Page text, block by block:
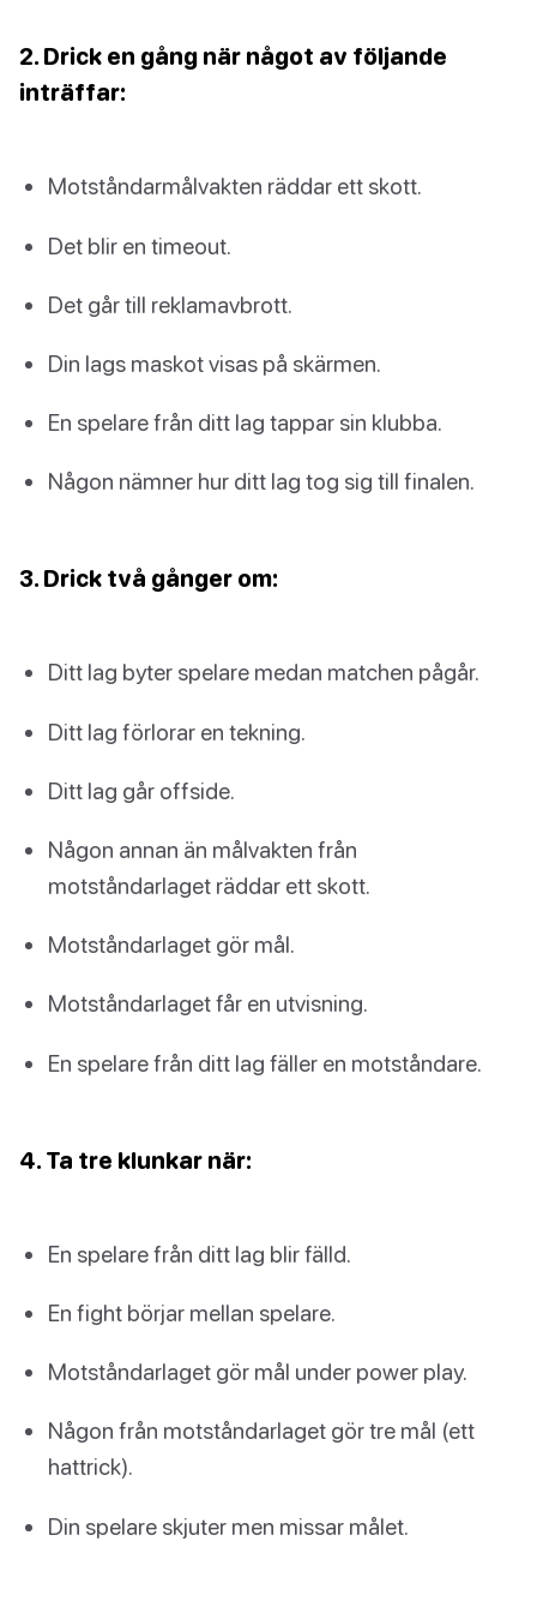
2. Drick en gång när något av följande
inträffar:
Motståndarmålvakten räddar ett skott.
Det blir en timeout.
Det går till reklamavbrott.
Din lags maskot visas på skärmen.
En spelare från ditt lag tappar sin klubba.
Någon nämner hur ditt lag tog sig till finalen.
3. Drick två gånger om:
Ditt lag byter spelare medan matchen pågår.
Ditt lag förlorar en tekning.
Ditt lag går offside.
Någon annan än målvakten från
motståndarlaget räddar ett skott.
Motståndarlaget gör mål.
Motståndarlaget får en utvisning.
En spelare från ditt lag fäller en motståndare.
4. Ta tre klunkar när:
En spelare från ditt lag blir fälld.
En fight börjar mellan spelare.
Motståndarlaget gör mål under power play.
Någon från motståndarlaget gör tre mål (ett
hattrick).
Din spelare skjuter men missar målet.